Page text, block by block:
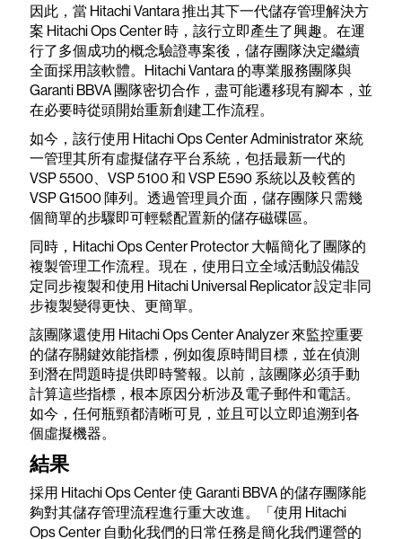
因此，當 Hitachi Vantara 推出其下一代儲存管理解決方
案 Hitachi Ops Center 時，該行立即產生了興趣。在運
行了多個成功的概念驗證專案後，儲存團隊決定繼續
全面採用該軟體。Hitachi Vantara 的專業服務團隊與
Garanti BBVA 團隊密切合作，盡可能遷移現有腳本，並
在必要時從頭開始重新創建工作流程。
如今，該行使用 Hitachi Ops Center Administrator 來統
一管理其所有虛擬儲存平台系統，包括最新一代的
VSP 5500、VSP 5100 和 VSP E590 系統以及較舊的
VSP G1500 陣列。透過管理員介面，儲存團隊只需幾
個簡單的步驟即可輕鬆配置新的儲存磁碟區。
同時，Hitachi Ops Center Protector 大幅簡化了團隊的
複製管理工作流程。現在，使用日立全域活動設備設
定同步複製和使用 Hitachi Universal Replicator 設定非同
步複製變得更快、更簡單。
該團隊還使用 Hitachi Ops Center Analyzer 來監控重要
的儲存關鍵效能指標，例如復原時間目標，並在偵測
到潛在問題時提供即時警報。以前，該團隊必須手動
計算這些指標，根本原因分析涉及電子郵件和電話。
如今，任何瓶頸都清晰可見，並且可以立即追溯到各
個虛擬機器。
結果
採用 Hitachi Ops Center 使 Garanti BBVA 的儲存團隊能
夠對其儲存管理流程進行重大改進。「使用 Hitachi
Ops Center 自動化我們的日常任務是簡化我們運營的